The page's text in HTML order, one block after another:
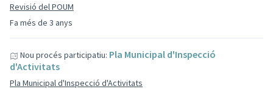
Fa més de 3 anys
Revisió del POUM
Nou procés participatiu: Pla Municipal d'Inspecció
d'Activitats
Pla Municipal d'Inspecció d'Activitats